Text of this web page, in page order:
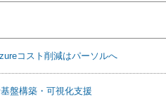
コスト削減はパーソルへ
盤構築・可視化支援